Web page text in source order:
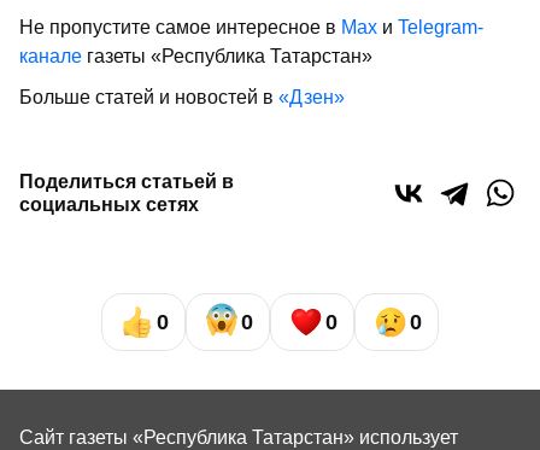
Не пропустите самое интересное в Max и Telegram-
канале газеты «Республика Татарстан»
Больше статей и новостей в «Дзен»
Поделиться статьей в
социальных сетях
0 0 0 0
Сайт газеты «Республика Татарстан» использует